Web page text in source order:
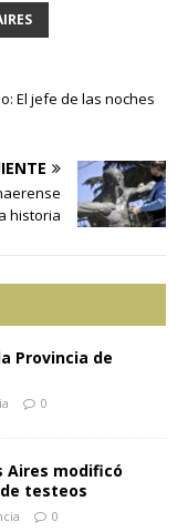
El jefe de las noches
historia
Provincia de
0
Aires modificó
testeos
0